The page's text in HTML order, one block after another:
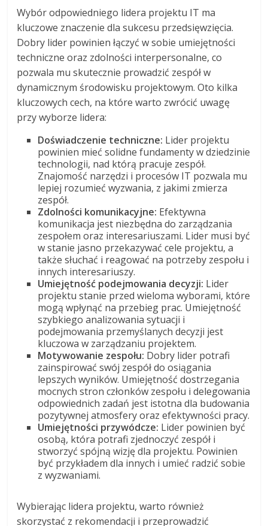
Wybór odpowiedniego lidera projektu IT ma
kluczowe znaczenie dla sukcesu przedsięwzięcia.
Dobry lider powinien łączyć w sobie umiejętności
techniczne oraz zdolności interpersonalne, co
pozwala mu skutecznie prowadzić zespół w
dynamicznym środowisku projektowym. Oto kilka
kluczowych cech, na które warto zwrócić uwagę
przy wyborze lidera:
Doświadczenie techniczne: Lider projektu
powinien mieć solidne fundamenty w dziedzinie
technologii, nad którą pracuje zespół.
Znajomość narzędzi i procesów IT pozwala mu
lepiej rozumieć wyzwania, z jakimi zmierza
zespół.
Zdolności komunikacyjne: Efektywna
komunikacja jest niezbędna do zarządzania
zespołem oraz interesariuszami. Lider musi być
w stanie jasno przekazywać cele projektu, a
także słuchać i reagować na potrzeby zespołu i
innych interesariuszy.
Umiejętność podejmowania decyzji: Lider
projektu stanie przed wieloma wyborami, które
mogą wpłynąć na przebieg prac. Umiejętność
szybkiego analizowania sytuacji i
podejmowania przemyślanych decyzji jest
kluczowa w zarządzaniu projektem.
Motywowanie zespołu: Dobry lider potrafi
zainspirować swój zespół do osiągania
lepszych wyników. Umiejętność dostrzegania
mocnych stron członków zespołu i delegowania
odpowiednich zadań jest istotna dla budowania
pozytywnej atmosfery oraz efektywności pracy.
Umiejętności przywódcze: Lider powinien być
osobą, która potrafi zjednoczyć zespół i
stworzyć spójną wizję dla projektu. Powinien
być przykładem dla innych i umieć radzić sobie
z wyzwaniami.
Wybierając lidera projektu, warto również
skorzystać z rekomendacji i przeprowadzić